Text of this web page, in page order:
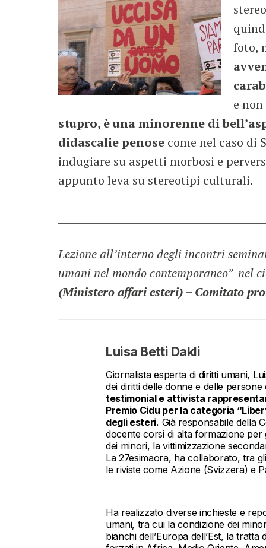
foto,
e
stupro, è una minorenne di
didascalie penose come nel caso di
indugiare su aspetti morbosi e
appunto leva su stereotipi culturali.
Lezione all’interno degli incontri
umani nel mondo contemporaneo”
(Ministero affari esteri) – Comitato
Luisa Betti Dakli
Giornalista esperta di diritti umani,
dei diritti delle donne e delle
testimonial e attivista
Premio Cidu per la categoria
degli esteri. Già responsabile della
docente corsi di alta formazione per
dei minori, la vittimizzazione
La 27esimaora, ha collaborato, tra
le riviste come Azione (Svizzera) e
Ha realizzato diverse inchieste e
umani, tra cui la condizione dei
bianchi dell’Europa dell’Est, la